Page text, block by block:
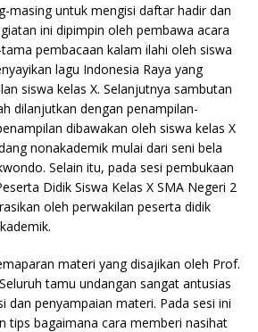
masing untuk mengisi daftar hadir dan
ini dipimpin oleh pembawa acara
pembacaan kalam ilahi oleh siswa
lagu Indonesia Raya yang
siswa kelas X. Selanjutnya sambutan
dilanjutkan dengan penampilan-
dibawakan oleh siswa kelas X
nonakademik mulai dari seni bela
Selain itu, pada sesi pembukaan
Didik Siswa Kelas X SMA Negeri 2
oleh perwakilan peserta didik
materi yang disajikan oleh Prof.
tamu undangan sangat antusias
dan penyampaian materi. Pada sesi ini
tips bagaimana cara memberi nasihat